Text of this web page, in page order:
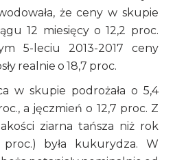
że ceny w skupie
12 miesięcy o 12,2 proc.
5-leciu 2013-2017 ceny
realnie o 18,7 proc.
w skupie podrożała o 5,4
a jęczmień o 12,7 proc. Z
ziarna tańsza niż rok
była kukurydza. W